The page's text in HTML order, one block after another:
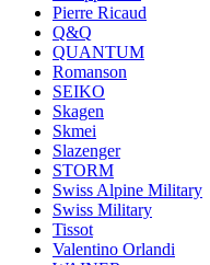
Pierre Ricaud
Q&Q
QUANTUM
Romanson
SEIKO
Skagen
Skmei
Slazenger
STORM
Swiss Alpine Military
Swiss Military
Tissot
Valentino Orlandi